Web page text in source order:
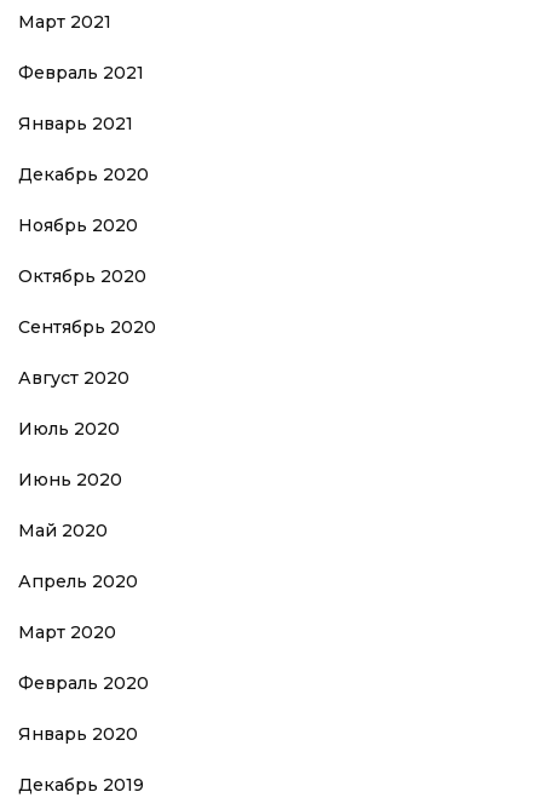
Март 2021
Февраль 2021
Январь 2021
Декабрь 2020
Ноябрь 2020
Октябрь 2020
Сентябрь 2020
Август 2020
Июль 2020
Июнь 2020
Май 2020
Апрель 2020
Март 2020
Февраль 2020
Январь 2020
Декабрь 2019